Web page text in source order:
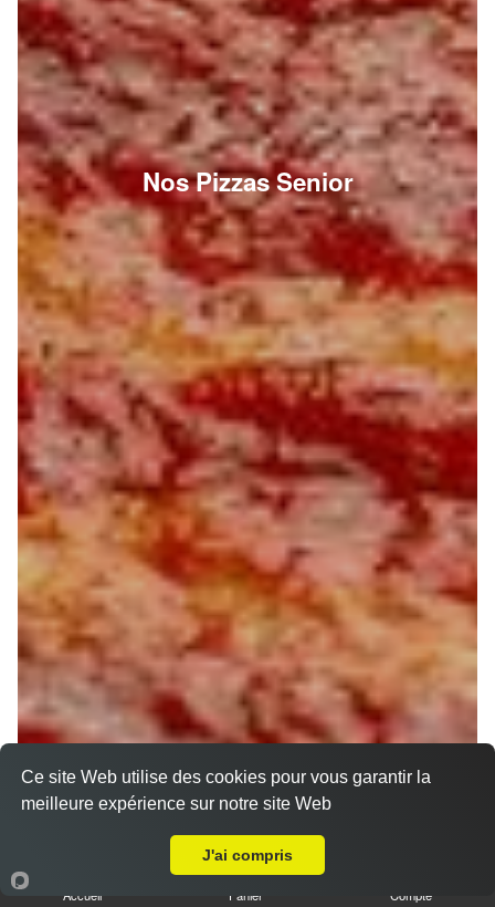
Nos Pizzas Senior
Accueil Panier Compte
Ce site Web utilise des cookies pour vous garantir la
meilleure expérience sur notre site Web
J'ai compris